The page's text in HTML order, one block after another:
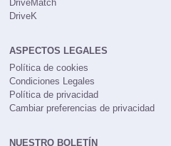
DriveMatch
ASPECTOS LEGALES
Política de cookies
Condiciones Legales
Política de privacidad